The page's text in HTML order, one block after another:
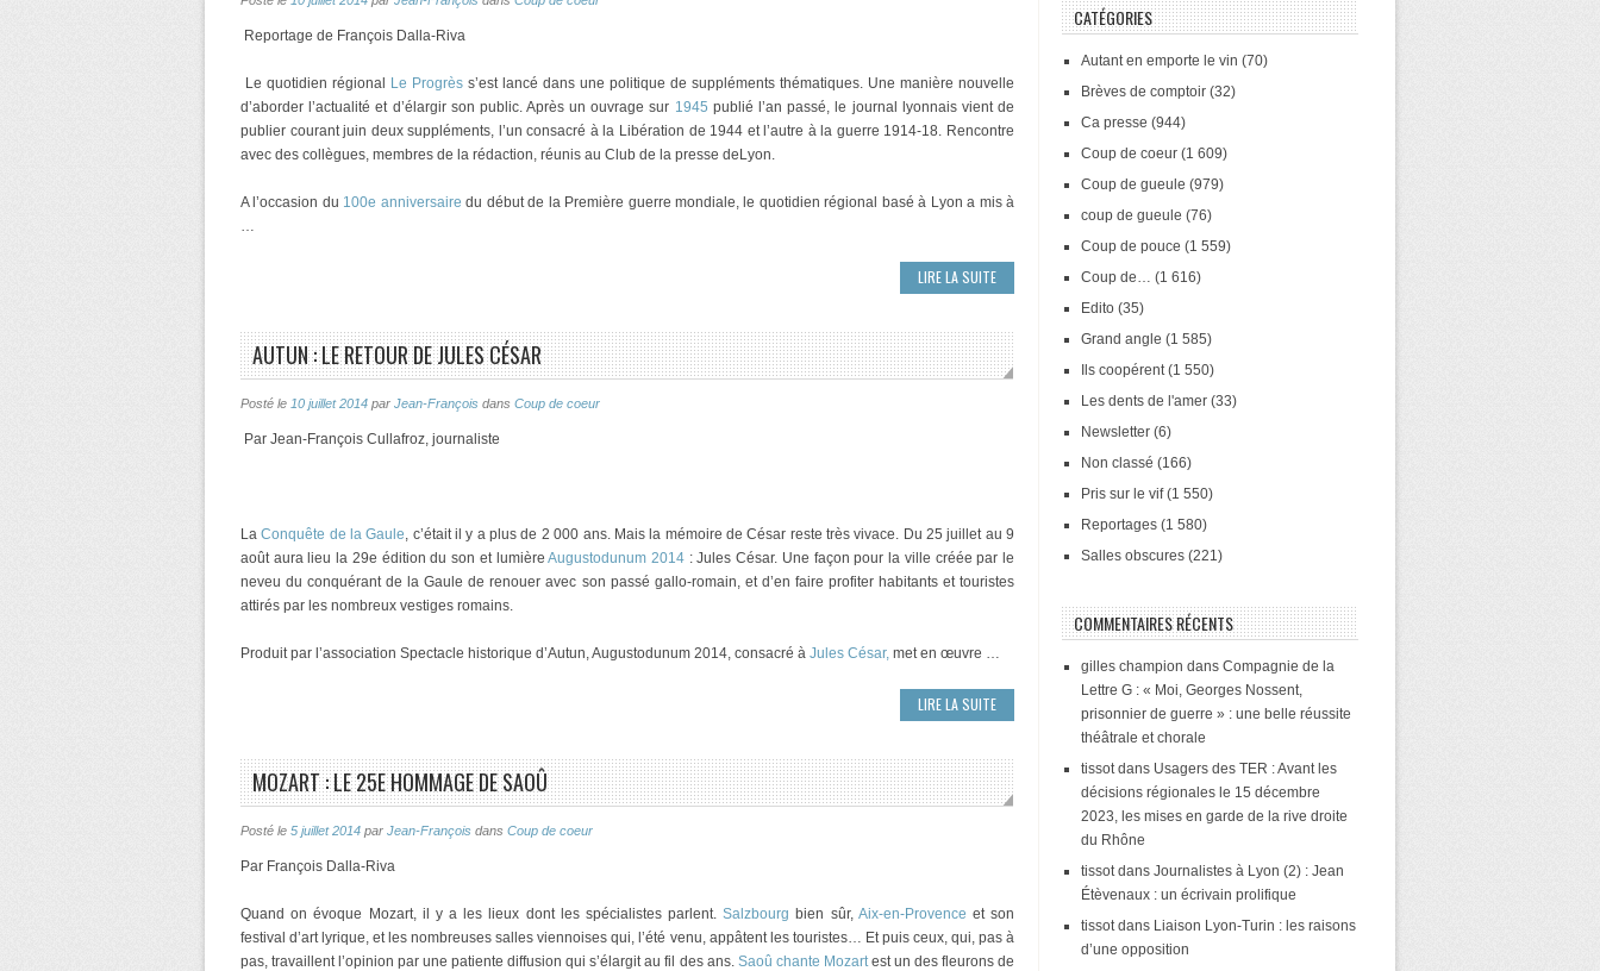
Reportage de François Dalla-Riva
Le quotidien régional Le Progrès s’est lancé dans une politique de suppléments thématiques. Une manière nouvelle
d’aborder l’actualité et d’élargir son public. Après un ouvrage sur 1945 publié l’an passé, le journal lyonnais vient de
publier courant juin deux suppléments, l’un consacré à la Libération de 1944 et l’autre à la guerre 1914-18. Rencontre
avec des collègues, membres de la rédaction, réunis au Club de la presse deLyon.
A l’occasion du 100e anniversaire du début de la Première guerre mondiale, le quotidien régional basé à Lyon a mis à
…
LIRE LA SUITE
AUTUN : LE RETOUR DE JULES CÉSAR
Posté le 10 juillet 2014 par Jean-François dans Coup de coeur
Par Jean-François Cullafroz, journaliste
LaConquête de la Gaule, c’était il y a plus de 2 000 ans. Mais la mémoire de César reste très vivace. Du 25 juillet au 9
août aura lieu la 29e édition du son et lumièreAugustodunum 2014 : Jules César. Une façon pour la ville créée par le
neveu du conquérant de la Gaule de renouer avec son passé gallo-romain, et d’en faire profiter habitants et touristes
attirés par les nombreux vestiges romains.
Produit par l’association Spectacle historique d’Autun, Augustodunum 2014, consacré à Jules César, met en œuvre …
LIRE LA SUITE
MOZART : LE 25E HOMMAGE DE SAOÛ
Posté le 5 juillet 2014 par Jean-François dans Coup de coeur
Par François Dalla-Riva
Quand on évoque Mozart, il y a les lieux dont les spécialistes parlent.Salzbourg bien sûr, Aix-en-Provence et son
festival d’art lyrique, et les nombreuses salles viennoises qui, l’été venu, appâtent les touristes… Et puis ceux, qui, pas à
pas, travaillent l’opinion par une patiente diffusion qui s’élargit au fil des ans. Saoû chante Mozartest un des fleurons de
CATÉGORIES
Autant en emporte le vin (70)
Brèves de comptoir (32)
Ca presse (944)
Coup de coeur (1 609)
Coup de gueule (979)
coup de gueule (76)
Coup de pouce (1 559)
Coup de… (1 616)
Edito (35)
Grand angle (1 585)
Ils coopérent(1 550)
Les dents de l'amer (33)
Newsletter (6)
Non classé (166)
Pris sur le vif(1 550)
Reportages (1 580)
Salles obscures (221)
COMMENTAIRES RÉCENTS
gilles champion dans Compagnie de la
Lettre G : « Moi, Georges Nossent,
prisonnier de guerre » : une belle réussite
théâtrale et chorale
tissotdans Usagers des TER : Avant les
décisions régionales le 15 décembre
2023, les mises en garde de la rive droite
du Rhône
tissotdans Journalistes à Lyon (2) : Jean
Étèvenaux : un écrivain prolifique
tissotdans Liaison Lyon-Turin : les raisons
d’une opposition